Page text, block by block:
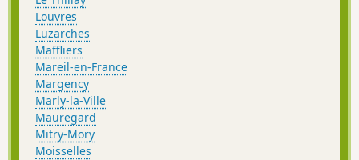
Louvres
Luzarches
Maffliers
Mareil-en-France
Margency
Marly-la-Ville
Mauregard
Mitry-Mory
Moisselles